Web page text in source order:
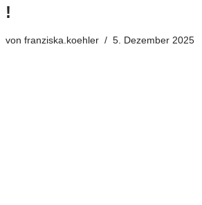
!
von franziska.koehler 5. Dezember 2025